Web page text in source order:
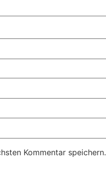
Kommentar speichern.